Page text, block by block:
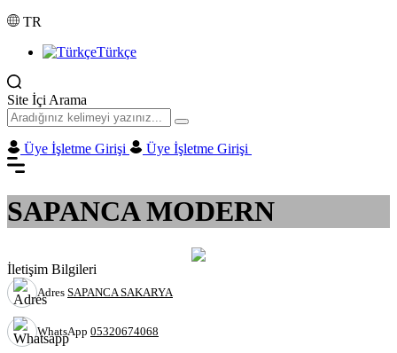
TR
Türkçe
Site İçi Arama
Üye İşletme Girişi Üye İşletme Girişi
SAPANCA MODERN
İletişim Bilgileri
Adres SAPANCA SAKARYA
WhatsApp 05320674068